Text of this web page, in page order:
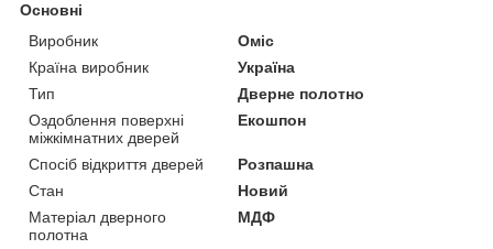
Основні
Виробник
Оміс
Країна виробник
Україна
Тип
Дверне полотно
Оздоблення поверхні
міжкімнатних дверей
Екошпон
Спосіб відкриття дверей
Розпашна
Стан
Новий
Матеріал дверного
полотна
МДФ